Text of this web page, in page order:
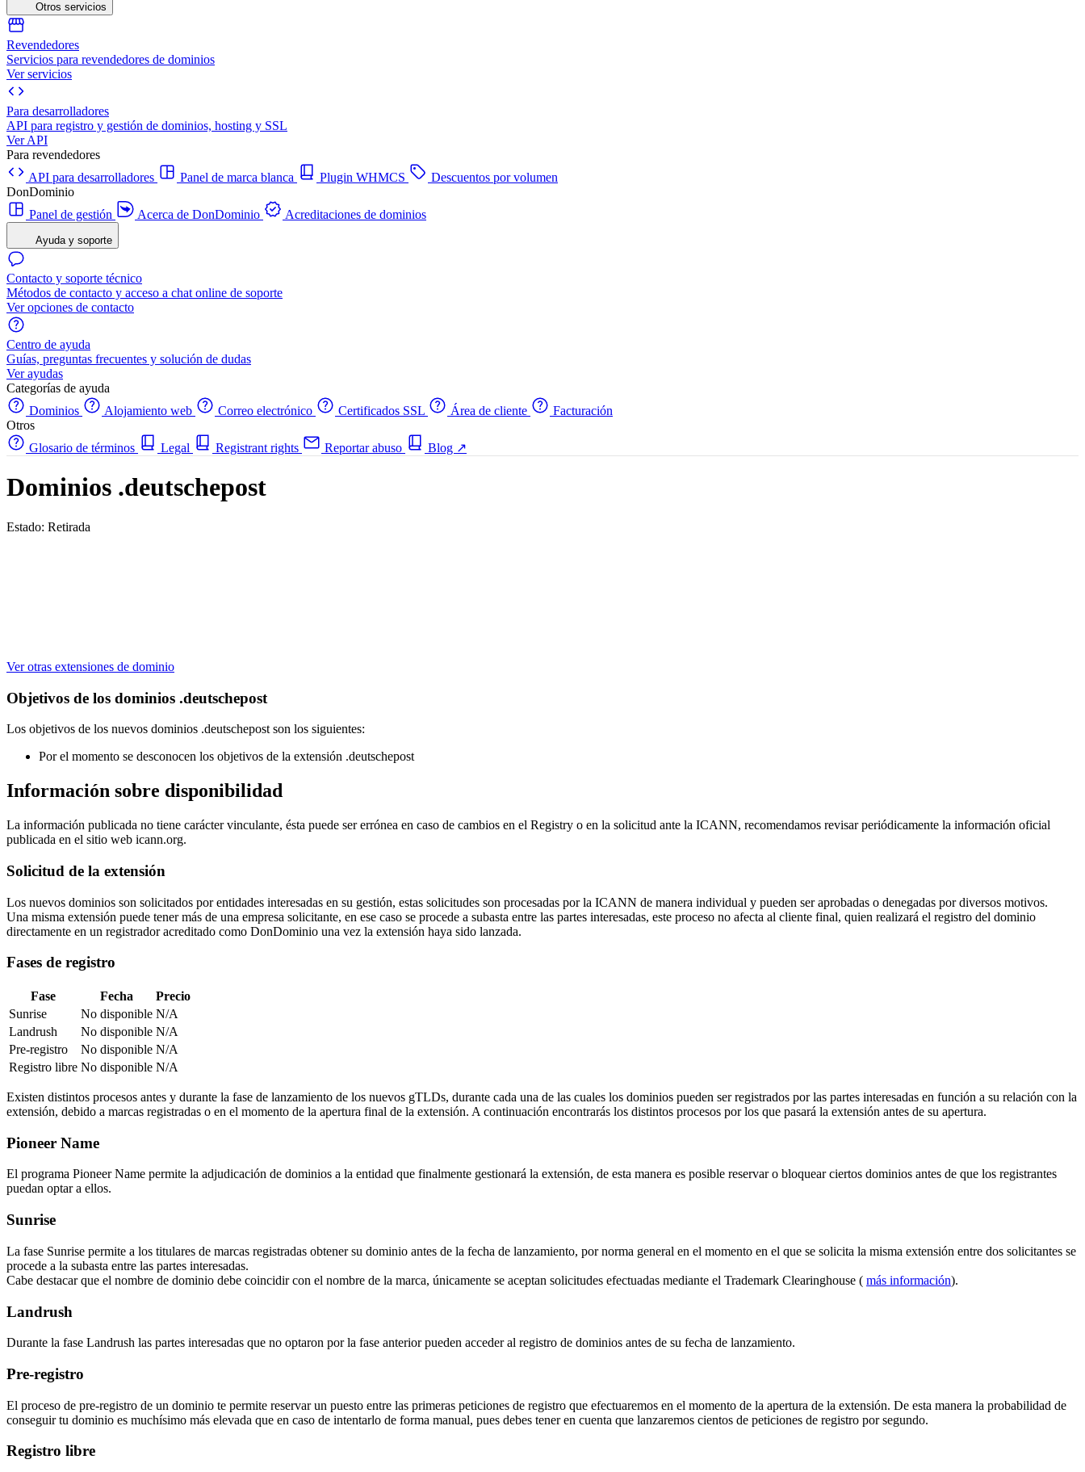
Otros servicios
Revendedores
Servicios para revendedores de dominios
Ver servicios
Para desarrolladores
API para registro y gestión de dominios, hosting y SSL
Ver API
Para revendedores
API para desarrolladores
Panel de marca blanca Plugin WHMCS
Descuentos por volumen
DonDominio
Panel de gestión
Acerca de DonDominio Acreditaciones de dominios
Ayuda y soporte
Contacto y soporte técnico
Métodos de contacto y acceso a chat online de soporte
Ver opciones de contacto
Centro de ayuda
Guías, preguntas frecuentes y solución de dudas
Ver ayudas
Categorías de ayuda
Dominios
Alojamiento web Correo electrónico Certificados SSL Área de cliente
Facturación
Otros
Glosario de términos
Legal Registrant rights Reportar abuso Blog ↗
Dominios .deutschepost
Estado: Retirada
Ver otras extensiones de dominio
Objetivos de los dominios .deutschepost
Los objetivos de los nuevos dominios .deutschepost son los siguientes:
Por el momento se desconocen los objetivos de la extensión .deutschepost
Información sobre disponibilidad
La información publicada no tiene carácter vinculante, ésta puede ser errónea en caso de cambios en el Registry o en la solicitud ante la ICANN, recomendamos revisar periódicamente la información oficial
publicada en el sitio web icann.org.
Solicitud de la extensión
Los nuevos dominios son solicitados por entidades interesadas en su gestión, estas solicitudes son procesadas por la ICANN de manera individual y pueden ser aprobadas o denegadas por diversos motivos.
Una misma extensión puede tener más de una empresa solicitante, en ese caso se procede a subasta entre las partes interesadas, este proceso no afecta al cliente final, quien realizará el registro del dominio
directamente en un registrador acreditado como DonDominio una vez la extensión haya sido lanzada.
Fases de registro
Fase Fecha
Precio
Sunrise
No disponible N/A
Landrush
No disponible N/A
Pre-registro
No disponible N/A
Registro libre No disponible N/A
Existen distintos procesos antes y durante la fase de lanzamiento de los nuevos gTLDs, durante cada una de las cuales los dominios pueden ser registrados por las partes interesadas en función a su relación con la
extensión, debido a marcas registradas o en el momento de la apertura final de la extensión. A continuación encontrarás los distintos procesos por los que pasará la extensión antes de su apertura.
Pioneer Name
El programa Pioneer Name permite la adjudicación de dominios a la entidad que finalmente gestionará la extensión, de esta manera es posible reservar o bloquear ciertos dominios antes de que los registrantes
puedan optar a ellos.
Sunrise
La fase Sunrise permite a los titulares de marcas registradas obtener su dominio antes de la fecha de lanzamiento, por norma general en el momento en el que se solicita la misma extensión entre dos solicitantes se
procede a la subasta entre las partes interesadas.
Cabe destacar que el nombre de dominio debe coincidir con el nombre de la marca, únicamente se aceptan solicitudes efectuadas mediante el Trademark Clearinghouse ( más información).
Landrush
Durante la fase Landrush las partes interesadas que no optaron por la fase anterior pueden acceder al registro de dominios antes de su fecha de lanzamiento.
Pre-registro
El proceso de pre-registro de un dominio te permite reservar un puesto entre las primeras peticiones de registro que efectuaremos en el momento de la apertura de la extensión. De esta manera la probabilidad de
conseguir tu dominio es muchísimo más elevada que en caso de intentarlo de forma manual, pues debes tener en cuenta que lanzaremos cientos de peticiones de registro por segundo.
Registro libre